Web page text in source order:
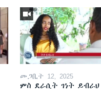
መጋቢት 12, 2025
ምስ ደራሲት ገነት ይብራህ